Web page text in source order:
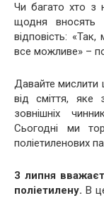
Чи багато хто з
щодня вносять
відповість:
все можливе» –
Давайте мислити
від сміття,
зовнішніх
Сьогодні ми
поліетиленових
3 липня
поліетилену. В